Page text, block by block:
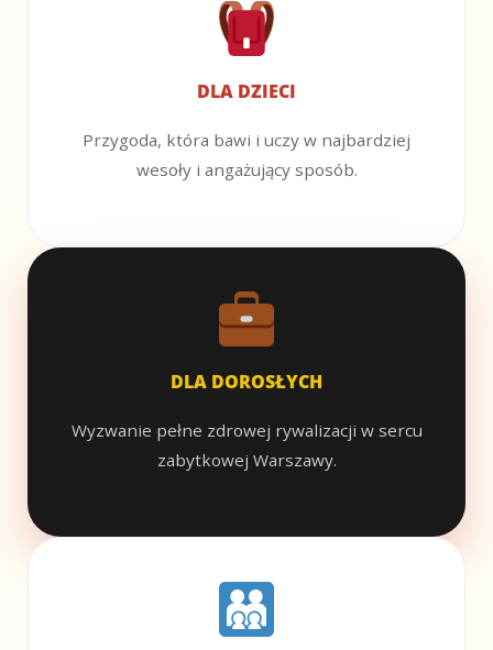
DLA DZIECI
Przygoda, która bawi i uczy w najbardziej
wesoły i angażujący sposób.
DLA DOROSŁYCH
Wyzwanie pełne zdrowej rywalizacji w sercu
zabytkowej Warszawy.